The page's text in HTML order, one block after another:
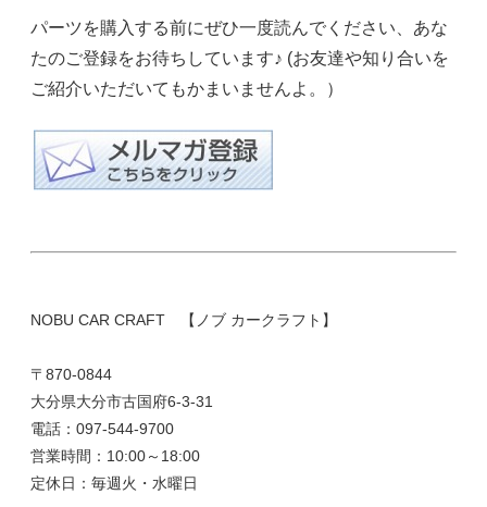
パーツを購入する前にぜひ一度読んでください、あな
たのご登録をお待ちしています♪ (お友達や知り合いを
ご紹介いただいてもかまいませんよ。）
NOBU CAR CRAFT 【ノブ カークラフト】
〒870-0844
大分県大分市古国府6-3-31
電話：097-544-9700
営業時間：10:00～18:00
定休日：毎週火・水曜日